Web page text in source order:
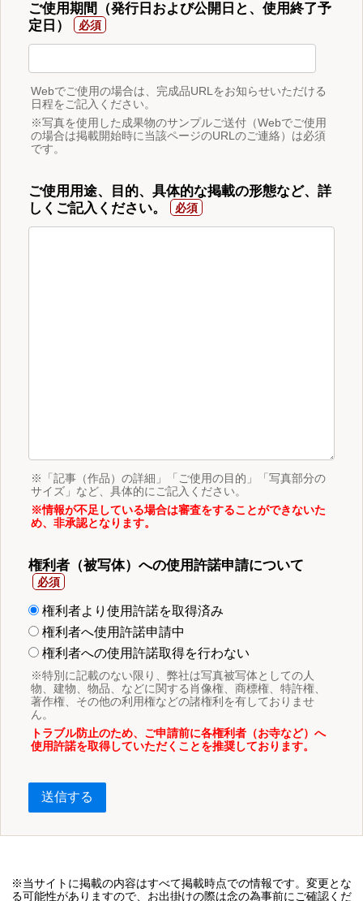
ご使用期間（発行日および公開日と、使用終了予
定日）
Webでご使用の場合は、完成品URLをお知らせいただける
日程をご記入ください。
※写真を使用した成果物のサンプルご送付（Webでご使用
の場合は掲載開始時に当該ページのURLのご連絡）は必須
です。
ご使用用途、目的、具体的な掲載の形態など、詳
しくご記入ください。
※「記事（作品）の詳細」「ご使用の目的」「写真部分の
サイズ」など、具体的にご記入ください。
※情報が不足している場合は審査をすることができないた
め、非承認となります。
権利者（被写体）への使用許諾申請について
権利者より使用許諾を取得済み
権利者へ使用許諾申請中
権利者への使用許諾取得を行わない
※特別に記載のない限り、弊社は写真被写体としての人
物、建物、物品、などに関する肖像権、商標権、特許権、
著作権、その他の利用権などの諸権利を有しておりませ
ん。
トラブル防止のため、ご申請前に各権利者（お寺など）へ
使用許諾を取得していただくことを推奨しております。
送信する
※当サイトに掲載の内容はすべて掲載時点での情報です。変更とな
る可能性がありますので、お出掛けの際は念の為事前にご確認くだ